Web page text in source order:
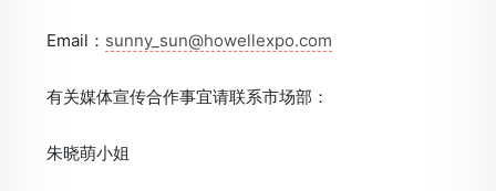
Email： sunny_sun@howellexpo.com
有关媒体宣传合作事宜请联系市场部：
朱晓萌小姐